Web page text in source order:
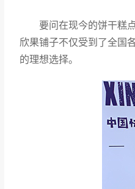
要问在现今的饼干糕
欣果铺子不仅受到了全国
的理想选择。